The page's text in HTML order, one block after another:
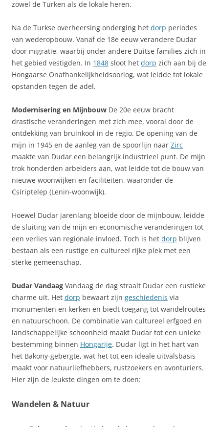
zowel de Turken als de lokale heren.
Na de Turkse overheersing onderging het dorp periodes
van wederopbouw. Vanaf de 18e eeuw verandere Dudar
door migratie, waarbij onder andere Duitse families zich in
het gebied vestigden. In 1848 sloot het dorp zich aan bij de
Hongaarse Onafhankelijkheidsoorlog, wat leidde tot lokale
opstanden tegen de adel.
Modernisering en Mijnbouw De 20e eeuw bracht
drastische veranderingen met zich mee, vooral door de
ontdekking van bruinkool in de regio. De opening van de
mijn in 1945 en de aanleg van de spoorlijn naar Zirc
maakte van Dudar een belangrijk industrieel punt. De mijn
trok honderden arbeiders aan, wat leidde tot de bouw van
nieuwe woonwijken en faciliteiten, waaronder de
Csiriptelep (Lenin-woonwijk).
Hoewel Dudar jarenlang bloeide door de mijnbouw, leidde
de sluiting van de mijn en economische veranderingen tot
een verlies van regionale invloed. Toch is het dorp blijven
bestaan als een rustige en cultureel rijke plek met een
sterke gemeenschap.
Dudar Vandaag Vandaag de dag straalt Dudar een rustieke
charme uit. Het dorp bewaart zijn geschiedenis via
monumenten en kerken en biedt toegang tot wandelroutes
en natuurschoon. De combinatie van cultureel erfgoed en
landschappelijke schoonheid maakt Dudar tot een unieke
bestemming binnen Hongarije. Dudar ligt in het hart van
het Bakony-gebergte, wat het tot een ideale uitvalsbasis
maakt voor natuurliefhebbers, rustzoekers en avonturiers.
Hier zijn de leukste dingen om te doen:
Wandelen & Natuur